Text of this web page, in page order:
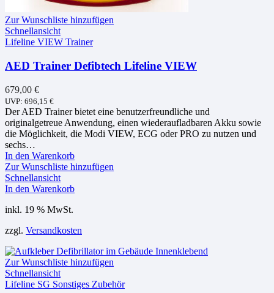
Zur Wunschliste hinzufügen
Schnellansicht
Lifeline VIEW Trainer
AED Trainer Defibtech Lifeline VIEW
679,00 €
UVP: 696,15 €
Der AED Trainer bietet eine benutzerfreundliche und
originalgetreue Anwendung, einen wiederaufladbaren Akku sowie
die Möglichkeit, die Modi VIEW, ECG oder PRO zu nutzen und
sechs…
In den Warenkorb
Zur Wunschliste hinzufügen
Schnellansicht
In den Warenkorb
inkl. 19 % MwSt.
zzgl. Versandkosten
Zur Wunschliste hinzufügen
Schnellansicht
Lifeline SG Sonstiges Zubehör